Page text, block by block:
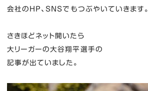
会社のHP、SNSでもつぶやいていきます。
さきほどネット開いたら
大リーガーの大谷翔平選手の
記事が出ていました。